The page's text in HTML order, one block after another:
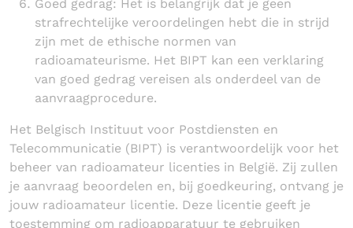
Goed gedrag: Het is belangrijk dat je geen
strafrechtelijke veroordelingen hebt die in strijd
zijn met de ethische normen van
radioamateurisme. Het BIPT kan een verklaring
van goed gedrag vereisen als onderdeel van de
aanvraagprocedure.
Het Belgisch Instituut voor Postdiensten en
Telecommunicatie (BIPT) is verantwoordelijk voor het
beheer van radioamateur licenties in België. Zij zullen
je aanvraag beoordelen en, bij goedkeuring, ontvang je
jouw radioamateur licentie. Deze licentie geeft je
toestemming om radioapparatuur te gebruiken